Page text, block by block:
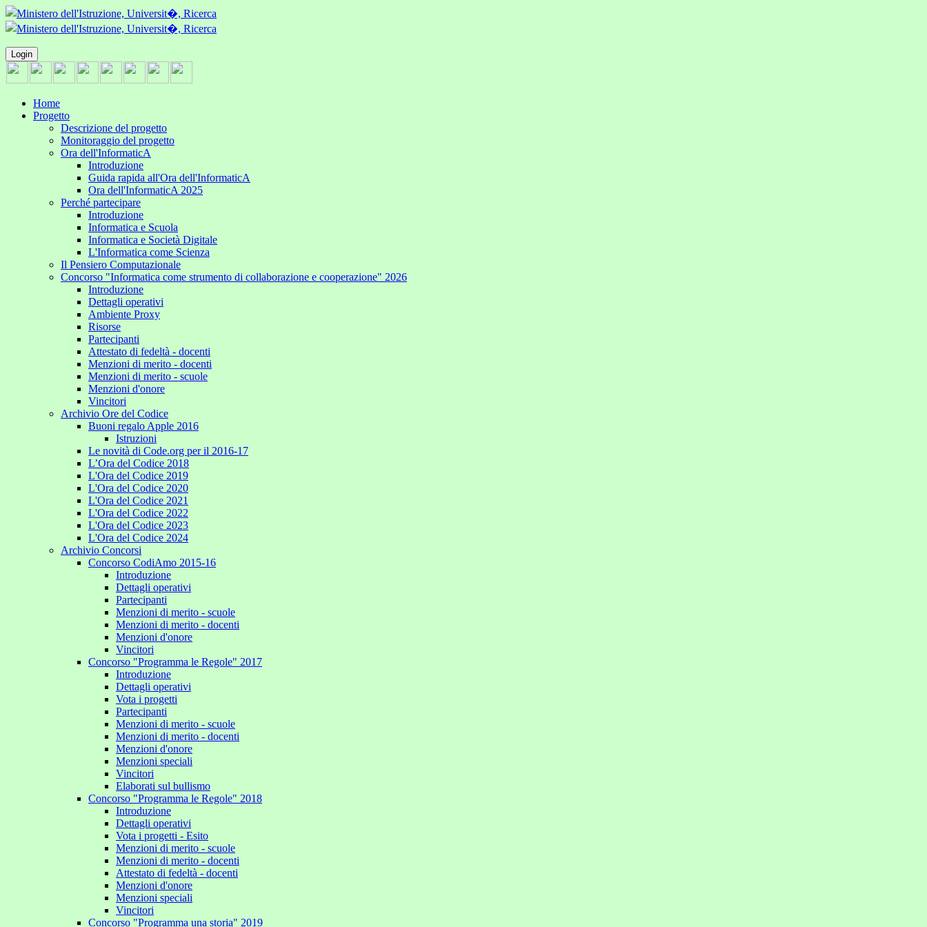
Login
Home
Progetto
Descrizione del progetto
Monitoraggio del progetto
Ora dell'InformaticA
Introduzione
Guida rapida all'Ora dell'InformaticA
Ora dell'InformaticA 2025
Perché partecipare
Introduzione
Informatica e Scuola
Informatica e Società Digitale
L'Informatica come Scienza
Il Pensiero Computazionale
Concorso "Informatica come strumento di collaborazione e cooperazione" 2026
Introduzione
Dettagli operativi
Ambiente Proxy
Risorse
Partecipanti
Attestato di fedeltà - docenti
Menzioni di merito - docenti
Menzioni di merito - scuole
Menzioni d'onore
Vincitori
Archivio Ore del Codice
Buoni regalo Apple 2016
Istruzioni
Le novità di Code.org per il 2016-17
L’Ora del Codice 2018
L'Ora del Codice 2019
L'Ora del Codice 2020
L'Ora del Codice 2021
L'Ora del Codice 2022
L'Ora del Codice 2023
L'Ora del Codice 2024
Archivio Concorsi
Concorso CodiAmo 2015-16
Introduzione
Dettagli operativi
Partecipanti
Menzioni di merito - scuole
Menzioni di merito - docenti
Menzioni d'onore
Vincitori
Concorso "Programma le Regole" 2017
Introduzione
Dettagli operativi
Vota i progetti
Partecipanti
Menzioni di merito - scuole
Menzioni di merito - docenti
Menzioni d'onore
Menzioni speciali
Vincitori
Elaborati sul bullismo
Concorso "Programma le Regole" 2018
Introduzione
Dettagli operativi
Vota i progetti - Esito
Menzioni di merito - scuole
Menzioni di merito - docenti
Attestato di fedeltà - docenti
Menzioni d'onore
Menzioni speciali
Vincitori
Concorso "Programma una storia" 2019